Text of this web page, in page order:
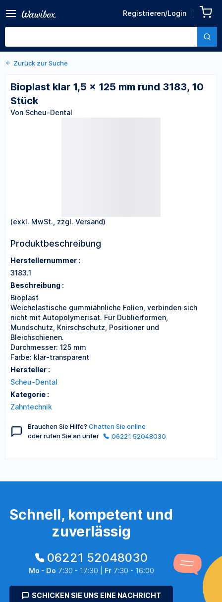
Registrieren/Login
rund 3183, 10 Stück
Von Scheu-Dental
Zurück zu den Produktdetails
Zurück zur Suche
Bioplast klar 1,5 x 125 mm rund 3183, 10
Stück
Von Scheu-Dental
(exkl. MwSt., zzgl. Versand)
Produktbeschreibung
Herstellernummer :
3183.1
Beschreibung :
Bioplast
Weichelastische gummiähnliche Folien, verbinden sich
nicht mit Autopolymerisat. Für Dublierformen,
Mundschutz, Knirschschutz, Positioner und
Bleichschienen.
Durchmesser: 125 mm
Farbe: klar-transparent
Hersteller :
Scheu-Dental
Kategorie :
Zahntechnik
Brauchen Sie Hilfe? Chatten Sie online
oder rufen Sie an unter
06221 52048030
Schnell, kompetent und
zuverlässig
06221 52048030
Mo - Do 7:30 - 17:30 | Fr7:30 - 16:00
SCHICKEN SIE UNS EINE NACHRICHT